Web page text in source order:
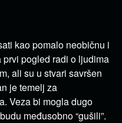
kao pomalo neobičnu i
pogled radi o ljudima
ali su u stvari savršen
je temelj za
Veza bi mogla dugo
međusobno “gušili”.